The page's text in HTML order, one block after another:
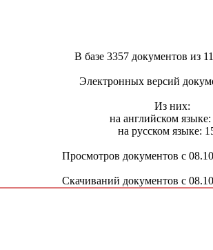
В базе 3357 документов из
Электронных версий
Из них:
на английском языке:
на русском языке:
Просмотров документов с
Скачиваний документов с